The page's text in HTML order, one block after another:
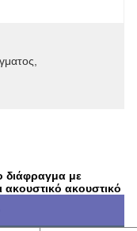
διάφραγμα με
ακουστικό ακουστικό